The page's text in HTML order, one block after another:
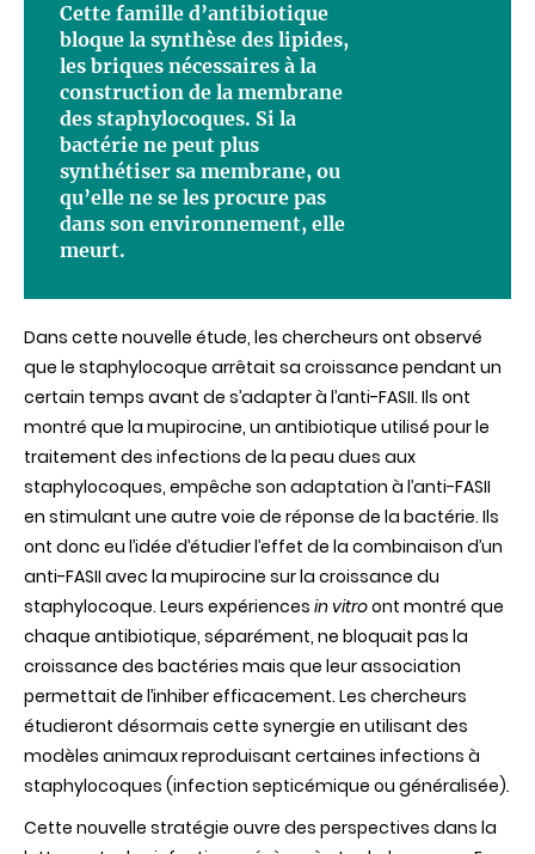
Cette famille d’antibiotique
bloque la synthèse des lipides,
les briques nécessaires à la
construction de la membrane
des staphylocoques. Si la
bactérie ne peut plus
synthétiser sa membrane, ou
qu’elle ne se les procure pas
dans son environnement, elle
meurt.
Dans cette nouvelle étude, les chercheurs ont observé
que le staphylocoque arrêtait sa croissance pendant un
certain temps avant de s’adapter à l’anti-FASII. Ils ont
montré que la mupirocine, un antibiotique utilisé pour le
traitement des infections de la peau dues aux
staphylocoques, empêche son adaptation à l’anti-FASII
en stimulant une autre voie de réponse de la bactérie. Ils
ont donc eu l’idée d’étudier l’effet de la combinaison d’un
anti-FASII avec la mupirocine sur la croissance du
staphylocoque. Leurs expériences in vitroont montré que
chaque antibiotique, séparément, ne bloquait pas la
croissance des bactéries mais que leur association
permettait de l’inhiber efficacement. Les chercheurs
étudieront désormais cette synergie en utilisant des
modèles animaux reproduisant certaines infections à
staphylocoques (infection septicémique ou généralisée).
Cette nouvelle stratégie ouvre des perspectives dans la